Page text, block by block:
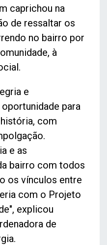
caprichou na
de ressaltar os
no bairro por
à
e
para
com
e as
bairro com todos
os vínculos entre
com o Projeto
explicou
de